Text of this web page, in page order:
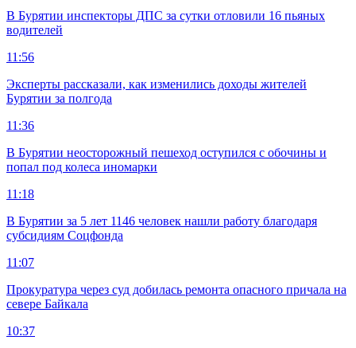
В Бурятии инспекторы ДПС за сутки отловили 16 пьяных
водителей
11:56
Эксперты рассказали, как изменились доходы жителей
Бурятии за полгода
11:36
В Бурятии неосторожный пешеход оступился с обочины и
попал под колеса иномарки
11:18
В Бурятии за 5 лет 1146 человек нашли работу благодаря
субсидиям Соцфонда
11:07
Прокуратура через суд добилась ремонта опасного причала на
севере Байкала
10:37